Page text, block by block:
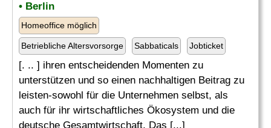
• Berlin
Homeoffice möglich
Betriebliche Altersvorsorge Sabbaticals Jobticket
[. .. ] ihren entscheidenden Momenten zu
unterstützen und so einen nachhaltigen Beitrag zu
leisten-sowohl für die Unternehmen selbst, als
auch für ihr wirtschaftliches Ökosystem und die
deutsche Gesamtwirtschaft. Das [...]